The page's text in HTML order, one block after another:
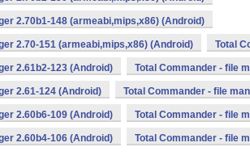
2.70b1-148 (armeabi,mips,x86) (Android)
2.70-151 (armeabi,mips,x86) (Android) Total
2.61b2-123 (Android) Total Commander - file
2.61-124 (Android) Total Commander - file
2.60b6-109 (Android) Total Commander - file
2.60b4-106 (Android) Total Commander - file